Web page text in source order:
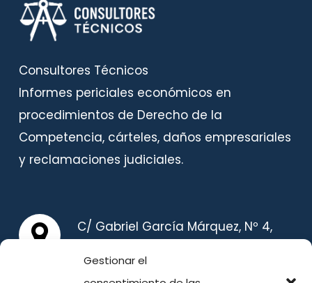
Gestionar el
Consultores Técnicos
Informes periciales económicos en
procedimientos de Derecho de la
Competencia, cárteles, daños empresariales
y reclamaciones judiciales.
C/ Gabriel García Márquez, Nº 4,